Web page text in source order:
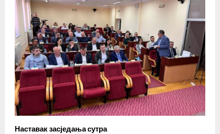
Наставак засједања сутра